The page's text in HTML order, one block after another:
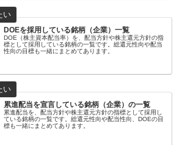
DOEを採用している銘柄（企業）一覧
DOE（株主資本配当率）を、配当方針や株主還元方針の指
標として採用している銘柄の一覧です。総還元性向や配当
性向の目標も一緒にまとめてあります。
累進配当を宣言している銘柄（企業）の一覧
累進配当を、配当方針や株主還元方針の指標として採用し
ている銘柄の一覧です。総還元性向や配当性向、DOEの目
標も一緒にまとめてあります。